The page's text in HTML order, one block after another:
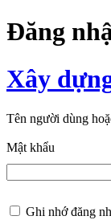
Đăng
Xây
Tên người dùng
Mật khẩu
Ghi nhớ đăng